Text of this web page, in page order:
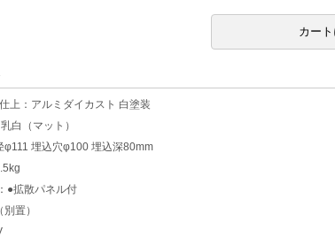
上：アルミダイカスト 白塗装
白（マット）
φ111 埋込穴φ100 埋込深80mm
●拡散パネル付
置）